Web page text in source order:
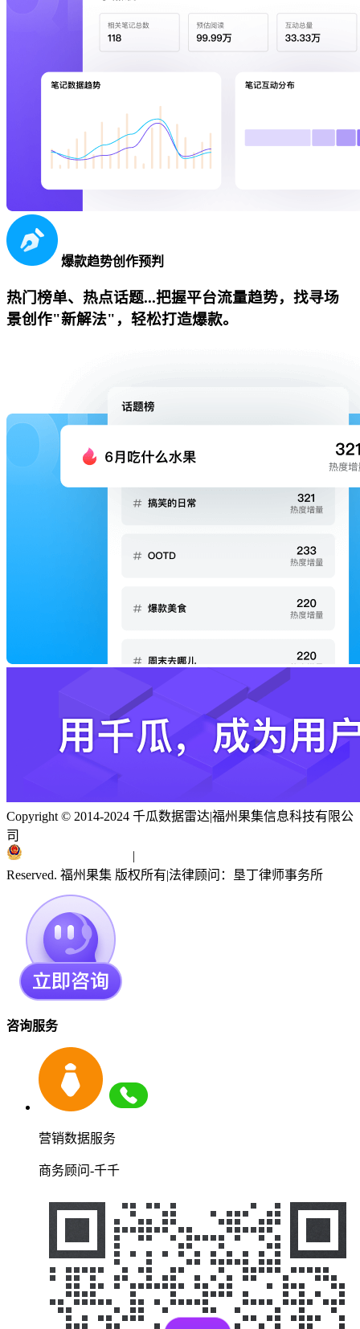
爆款趋势创作预判
热门榜单、热点话题...把握平台流量趋势，找寻场
景创作"新解法"，轻松打造爆款。
Copyright © 2014-2024 千瓜数据雷达|福州果集信息科技有限公
司
|
Reserved. 福州果集 版权所有|法律顾问：垦丁律师事务所
咨询服务
营销数据服务
商务顾问-千千